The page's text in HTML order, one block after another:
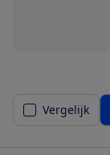
Vergelijk